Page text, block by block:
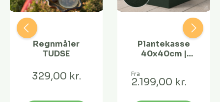
Regnmåler
TUDSE
329,00 kr.
Plantekasse
40x40cm |
Flere længder
Fra
2.199,00 kr.